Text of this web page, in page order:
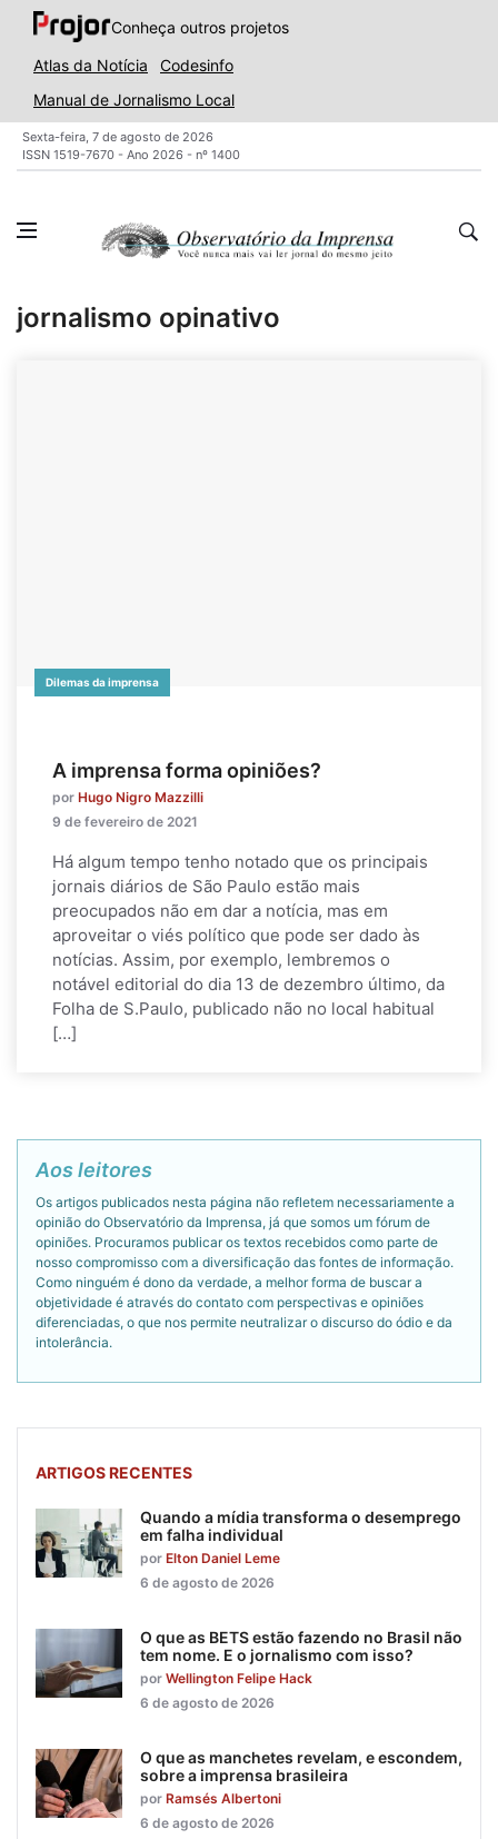
Conheça outros projetos
Atlas da Notícia
Codesinfo
Manual de Jornalismo Local
Sexta-feira, 7 de agosto de 2026
ISSN 1519-7670 - Ano 2026 - nº 1400
jornalismo opinativo
Dilemas da imprensa
A imprensa forma opiniões?
por Hugo Nigro Mazzilli
9 de fevereiro de 2021
Há algum tempo tenho notado que os principais
jornais diários de São Paulo estão mais
preocupados não em dar a notícia, mas em
aproveitar o viés político que pode ser dado às
notícias. Assim, por exemplo, lembremos o
notável editorial do dia 13 de dezembro último, da
Folha de S.Paulo, publicado não no local habitual
[…]
Aos leitores
Os artigos publicados nesta página não refletem necessariamente a
opinião do Observatório da Imprensa, já que somos um fórum de
opiniões. Procuramos publicar os textos recebidos como parte de
nosso compromisso com a diversificação das fontes de informação.
Como ninguém é dono da verdade, a melhor forma de buscar a
objetividade é através do contato com perspectivas e opiniões
diferenciadas, o que nos permite neutralizar o discurso do ódio e da
intolerância.
ARTIGOS RECENTES
Quando a mídia transforma o desemprego
em falha individual
por Elton Daniel Leme
6 de agosto de 2026
O que as BETS estão fazendo no Brasil não
tem nome. E o jornalismo com isso?
por Wellington Felipe Hack
6 de agosto de 2026
O que as manchetes revelam, e escondem,
sobre a imprensa brasileira
por Ramsés Albertoni
6 de agosto de 2026